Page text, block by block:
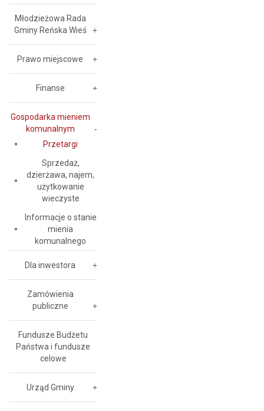
Młodzieżowa Rada
Gminy Reńska Wieś
Prawo miejscowe
Finanse
Gospodarka mieniem
komunalnym
Przetargi
Sprzedaż,
dzierżawa, najem,
użytkowanie
wieczyste
Informacje o stanie
mienia
komunalnego
Dla inwestora
Zamówienia
publiczne
Fundusze Budżetu
Państwa i fundusze
celowe
Urząd Gminy